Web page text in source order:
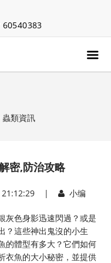
蟲類資訊
密,防治攻略
21:12:29 | 小编
灰色身影迅速閃過？或是
？這些神出鬼沒的小生
的體型有多大？它們如何
衣魚的大小秘密，並提供